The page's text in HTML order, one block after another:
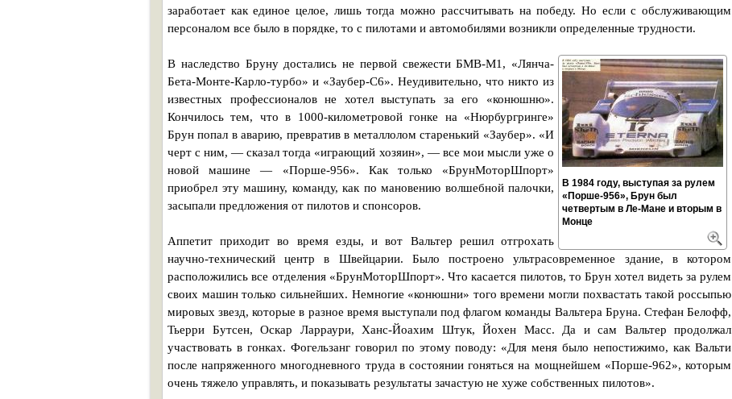
заработает как единое целое, лишь тогда можно рассчитывать на победу. Но если с обслуживающим
персоналом все было в порядке, то с пилотами и автомобилями возникли определенные трудности.
В 1984 году, выступая за рулем
«Порше-956», Брун был
четвертым в Ле-Мане и вторым в
Монце
В наследство Бруну достались не первой свежести БМВ-М1, «Лянча-
Бета-Монте-Карло-турбо» и «Заубер-С6». Неудивительно, что никто из
известных профессионалов не хотел выступать за его «конюшню».
Кончилось тем, что в 1000-километровой гонке на «Нюрбургринге»
Брун попал в аварию, превратив в металлолом старенький «Заубер». «И
черт с ним, — сказал тогда «играющий хозяин», — все мои мысли уже о
новой машине — «Порше-956». Как только «БрунМоторШпорт»
приобрел эту машину, команду, как по мановению волшебной палочки,
засыпали предложения от пилотов и спонсоров.
Аппетит приходит во время езды, и вот Вальтер решил отгрохать
научно-технический центр в Швейцарии. Было построено ультрасовременное здание, в котором
расположились все отделения «БрунМоторШпорт». Что касается пилотов, то Брун хотел видеть за рулем
своих машин только сильнейших. Немногие «конюшни» того времени могли похвастать такой россыпью
мировых звезд, которые в разное время выступали под флагом команды Вальтера Бруна. Стефан Белофф,
Тьерри Бутсен, Оскар Ларраури, Ханс-Йоахим Штук, Йохен Масс. Да и сам Вальтер продолжал
участвовать в гонках. Фогельзанг говорил по этому поводу: «Для меня было непостижимо, как Вальти
после напряженного многодневного труда в состоянии гоняться на мощнейшем «Порше-962», которым
очень тяжело управлять, и показывать результаты зачастую не хуже собственных пилотов».